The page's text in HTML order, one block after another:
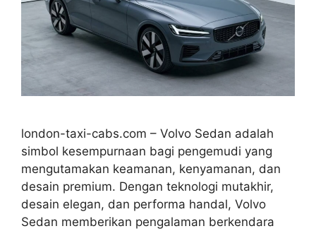
london-taxi-cabs.com – Volvo Sedan adalah
simbol kesempurnaan bagi pengemudi yang
mengutamakan keamanan, kenyamanan, dan
desain premium. Dengan teknologi mutakhir,
desain elegan, dan performa handal, Volvo
Sedan memberikan pengalaman berkendara